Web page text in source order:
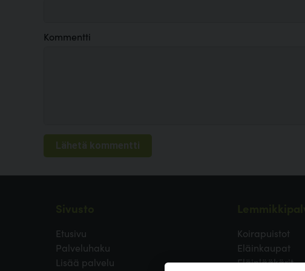
Kommentti
Etusivu
Palveluhaku
Lisää palvelu
Koirapuistot
Eläinkaupat
Eläinlääkärit